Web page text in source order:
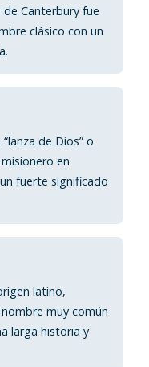
de Canterbury fue
clásico con un
de Dios” o
misionero en
fuerte significado
latino,
nombre muy común
larga historia y